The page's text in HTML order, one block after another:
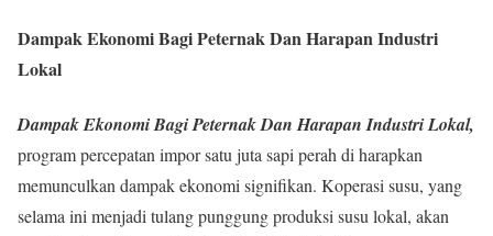
Dampak Ekonomi Bagi Peternak Dan Harapan Industri
Lokal
Dampak Ekonomi Bagi Peternak Dan Harapan Industri Lokal,
program percepatan impor satu juta sapi perah di harapkan
memunculkan dampak ekonomi signifikan. Koperasi susu, yang
selama ini menjadi tulang punggung produksi susu lokal, akan